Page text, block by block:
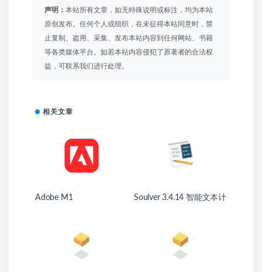
声明： 本站所有文章，如无特殊说明或标注，均为本站
原创发布。任何个人或组织，在未征得本站同意时，禁
止复制、盗用、采集、发布本站内容到任何网站、书籍
等各类媒体平台。如若本站内容侵犯了原著者的合法权
益，可联系我们进行处理。
相关文章
Adobe M1
Soulver 3.4.14 智能文本计